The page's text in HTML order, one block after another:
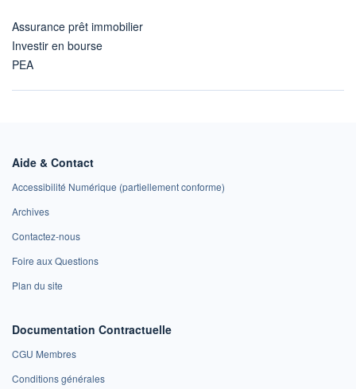
Assurance prêt immobilier
Investir en bourse
PEA
Aide & Contact
Accessibilité Numérique (partiellement conforme)
Archives
Contactez-nous
Foire aux Questions
Plan du site
Documentation Contractuelle
CGU Membres
Conditions générales